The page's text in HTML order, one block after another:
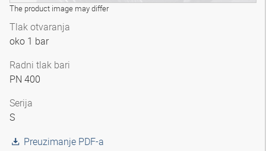
The product image may differ
Tlak otvaranja
oko 1 bar
Radni tlak bari
PN 400
Serija
S
Preuzimanje PDF-a